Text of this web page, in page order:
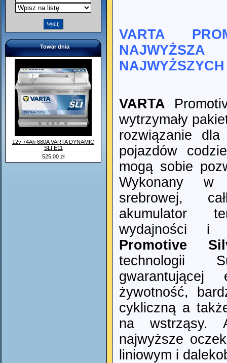
Towar dnia
12v 74Ah 680A VARTA DYNAMIC
SLI E11
525,00 zł
VARTA
VARTA
wytrzymały
rozwiązanie dla
pojazdów
mogą sobie
Wykonany w
srebrowej,
akumulator
wydajności i
Promotive
technologii
gwarantującej
żywotność,
cykliczną a
na wstrząsy.
najwyższe
liniowym i